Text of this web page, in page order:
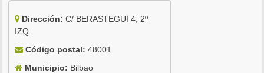
Dirección: C/ BERASTEGUI 4, 2º
IZQ.
Código postal: 48001
Municipio: Bilbao